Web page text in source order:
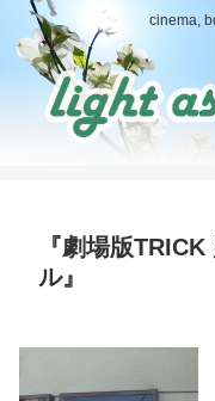
cinema,
『劇場版
ル』